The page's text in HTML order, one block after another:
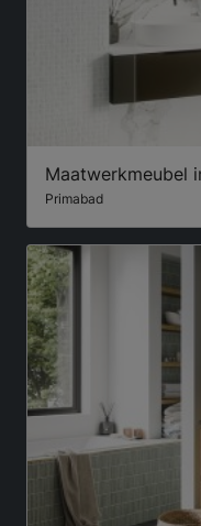
Maatwerkmeubel
Primabad